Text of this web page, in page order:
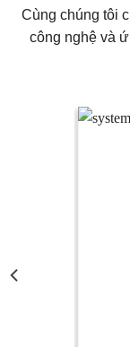
Cùng chúng tôi
công nghệ và